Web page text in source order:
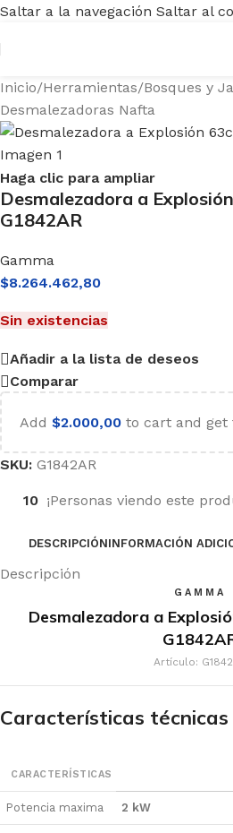
Saltar a la navegación Saltar al
Inicio/Herramientas/Bosques y
Desmalezadoras Nafta
Haga clic para ampliar
Desmalezadora a
G1842AR
Gamma
$8.264.462,80
Sin existencias
Añadir a la lista de deseos
Comparar
Add $2.000,00 to cart and get
SKU: G1842AR
10 ¡Personas viendo este
DESCRIPCIÓNINFORMACIÓN
Descripción
GAMMA
Desmalezadora a
Artículo:
Características técnicas
CARACTERÍSTICAS
Potencia maxima 2 kW